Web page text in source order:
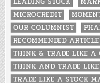
MICROCREDIT
OUR COLUMNIST
RECOMMENDED ARTICLE
THINK & TRADE LIKE A
THINK AND TRADE
TRADE LIKE A STOCK